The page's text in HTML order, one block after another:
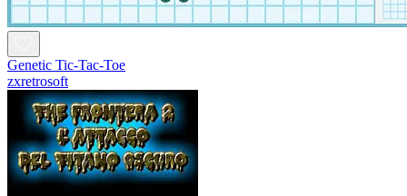
Genetic Tic-Tac-Toe
zxretrosoft